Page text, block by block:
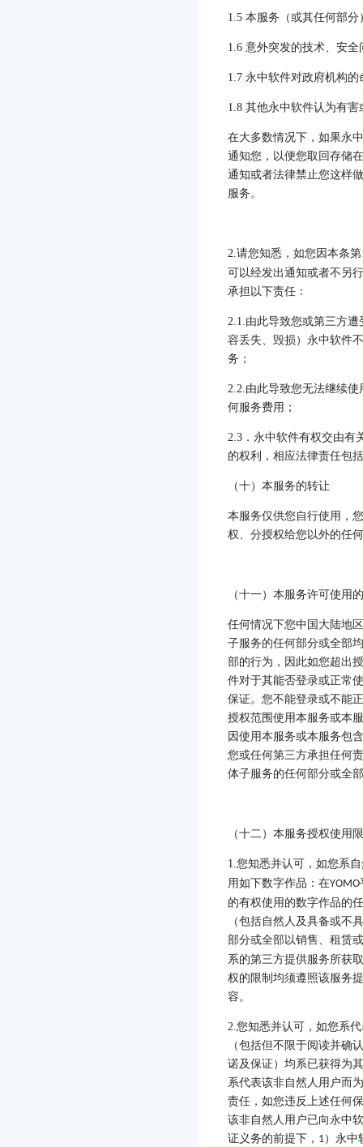
1.5 本服务（或其任何部
1.6 意外突发的技术、安
1.7 永中软件对政府机构
1.8 其他永中软件认为有害
在大多数情况下，如果永
通知您，以便您取回存储
通知或者法律禁止您这样
服务。
2.请您知悉，如您因本条第
可以经发出通知或者不另
承担以下责任：
2.1.由此导致您或第三方
容丢失、毁损）永中软件
务；
2.2.由此导致您无法继续
何服务费用；
2.3．永中软件有权交由有
的权利，相应法律责任包
（十）本服务的转让
本服务仅供您自行使用，
权、分授权给您以外的任
（十一）本服务许可使用
任何情况下您中国大陆地
子服务的任何部分或全部
部的行为，因此如您超出
件对于其能否登录或正常
保证。您不能登录或不能
授权范围使用本服务或本
因使用本服务或本服务包
您或任何第三方承担任何
体子服务的任何部分或全
（十二）本服务授权使用
1.您知悉并认可，如您系
用如下数字作品：在YOMO
的有权使用的数字作品的
（包括自然人及具备或不
部分或全部以销售、租赁
系的第三方提供服务所获
权的限制均须遵照该服务
容。
2.您知悉并认可，如您系
（包括但不限于阅读并确
诺及保证）均系已获得为
系代表该非自然人用户而
责任，如您违反上述任何
该非自然人用户已向永中
证义务的前提下， 1）永中